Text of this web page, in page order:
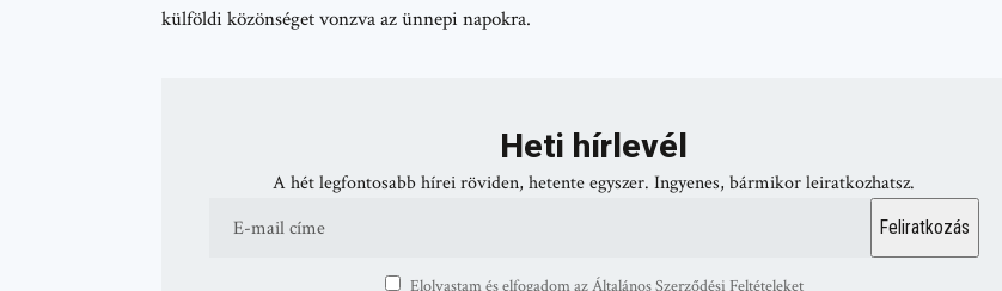
külföldi közönséget vonzva az ünnepi napokra.
Heti hírlevél
A hét legfontosabb hírei röviden, hetente egyszer. Ingyenes, bármikor leiratkozhatsz.
Elolvastam és elfogadom az Általános Szerződési Feltételeket